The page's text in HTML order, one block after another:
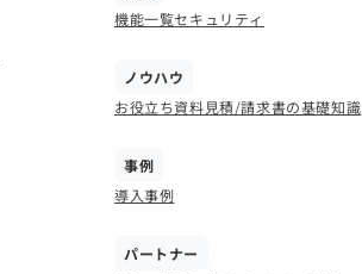
機能一覧セキュリティ
ノウハウ
お役立ち資料見積/請求書の基礎知識
事例
導入事例
パートナー